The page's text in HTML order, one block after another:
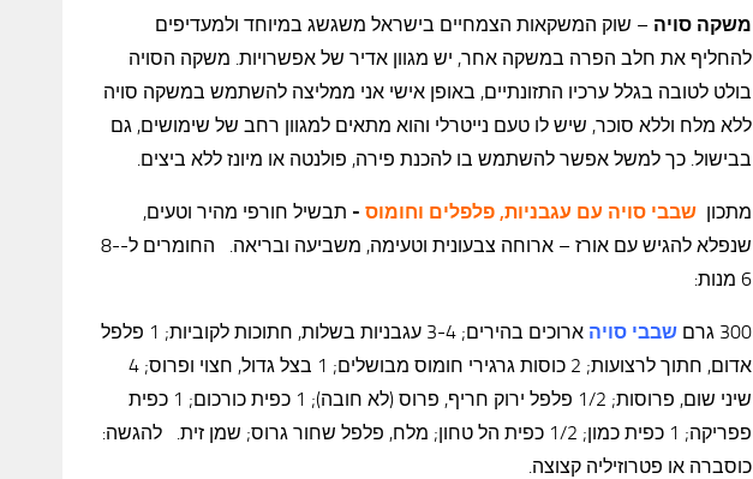
משקה סויה – שוק המשקאות הצמחיים בישראל משגשג במיוחד ולמעדיפים
להחליף את חלב הפרה במשקה אחר, יש מגוון אדיר של אפשרויות. משקה הסויה
בולט לטובה בגלל ערכיו התזונתיים, באופן אישי אני ממליצה להשתמש במשקה סויה
ללא מלח וללא סוכר, שיש לו טעם נייטרלי והוא מתאים למגוון רחב של שימושים, גם
בבישול. כך למשל אפשר להשתמש בו להכנת פירה, פולנטה או מיונז ללא ביצים.
מתכון שבבי סויה עם עגבניות, פלפלים וחומוס - תבשיל חורפי מהיר וטעים,
שנפלא להגיש עם אורז – ארוחה צבעונית וטעימה, משביעה ובריאה. החומרים ל-8-
6 מנות:
300 גרם שבבי סויה
ארוכים בהירים; 3-4 עגבניות בשלות, חתוכות לקוביות; 1 פלפל
אדום, חתוך לרצועות; 2 כוסות גרגירי חומוס מבושלים; 1 בצל גדול, חצוי ופרוס; 4
שיני שום, פרוסות; 1/2 פלפל ירוק חריף, פרוס (לא חובה); 1 כפית כורכום; 1 כפית
פפריקה; 1 כפית כמון; 1/2 כפית הל טחון; מלח, פלפל שחור גרוס; שמן זית. להגשה:
כוסברה או פטרוזיליה קצוצה.